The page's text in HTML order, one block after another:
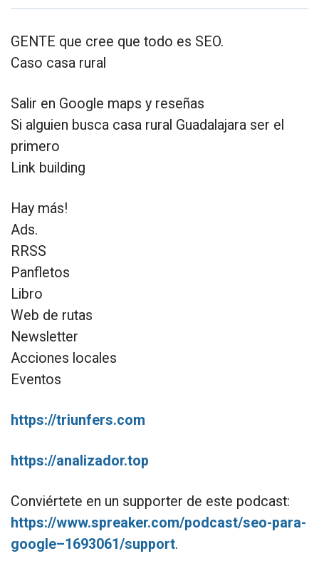
GENTE que cree que todo es SEO.
Caso casa rural
Salir en Google maps y reseñas
Si alguien busca casa rural Guadalajara ser el
primero
Link building
Hay más!
Ads.
RRSS
Panfletos
Libro
Web de rutas
Newsletter
Acciones locales
Eventos
https://triunfers.com
https://analizador.top
Conviértete en un supporter de este podcast:
https://www.spreaker.com/podcast/seo-para-
google–1693061/support.